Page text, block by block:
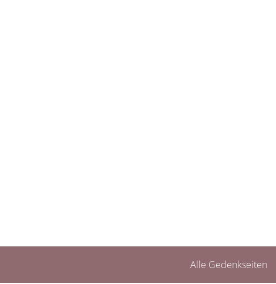
Alle Gedenkseiten